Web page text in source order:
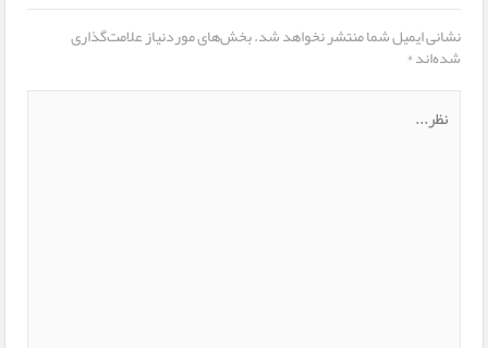
نشانی ایمیل شما منتشر نخواهد شد.بخش‌های موردنیاز علامت‌گذاری
شده‌اند*